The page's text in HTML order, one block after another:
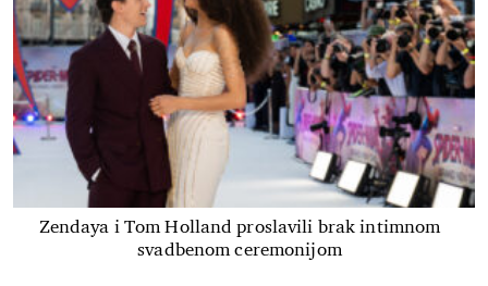
Zendaya i Tom Holland proslavili brak intimnom
svadbenom ceremonijom